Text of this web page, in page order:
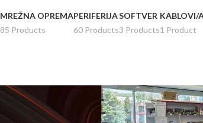
MREŽNA OPREMA
85 Products
PERIFERIJA
60 Products
SOFTVER
3 Products
KABLOVI/
1 Product